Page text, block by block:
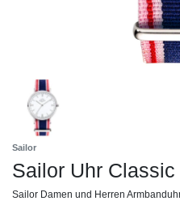
Sailor
Sailor Uhr
Sailor Damen und Herren